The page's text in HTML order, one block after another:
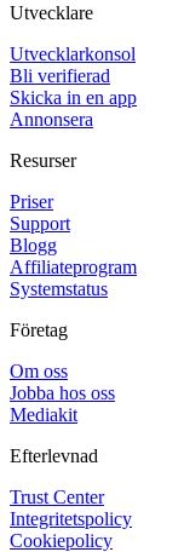
Utvecklare
Utvecklarkonsol
Bli verifierad
Skicka in en app
Annonsera
Resurser
Priser
Support
Blogg
Affiliateprogram
Systemstatus
Företag
Om oss
Jobba hos oss
Mediakit
Efterlevnad
Trust Center
Integritetspolicy
Cookiepolicy